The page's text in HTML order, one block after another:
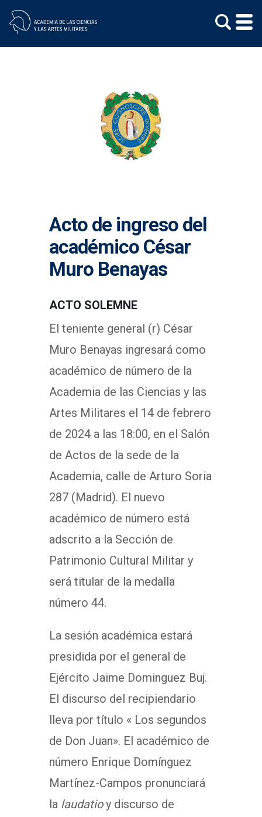
Acto de ingreso del
académico César
Muro Benayas
ACTO SOLEMNE
El teniente general (r) César
Muro Benayas ingresará como
académico de número de la
Academia de las Ciencias y las
Artes Militares el 14 de febrero
de 2024 a las 18:00, en el Salón
de Actos de la sede de la
Academia, calle de Arturo Soria
287 (Madrid). El nuevo
académico de número está
adscrito a la Sección de
Patrimonio Cultural Militar y
será titular de la medalla
número 44.
La sesión académica estará
presidida por el general de
Ejército Jaime Dominguez Buj.
El discurso del recipiendario
lleva por título « Los segundos
de Don Juan». El académico de
número Enrique Domínguez
Martínez-Campos pronunciará
la laudatioy discurso de